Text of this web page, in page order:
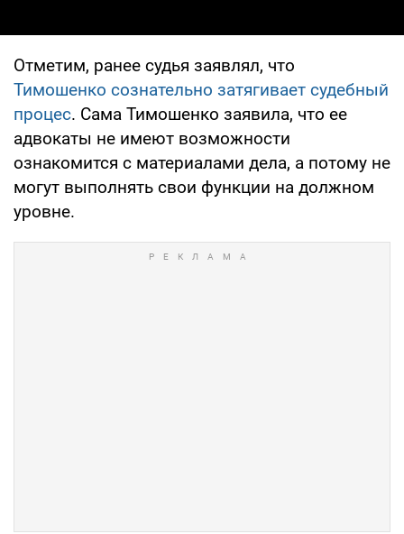
Отметим, ранее судья заявлял, что
Тимошенко сознательно затягивает судебный
процес. Сама Тимошенко заявила, что ее
адвокаты не имеют возможности
ознакомится с материалами дела, а потому не
могут выполнять свои функции на должном
уровне.